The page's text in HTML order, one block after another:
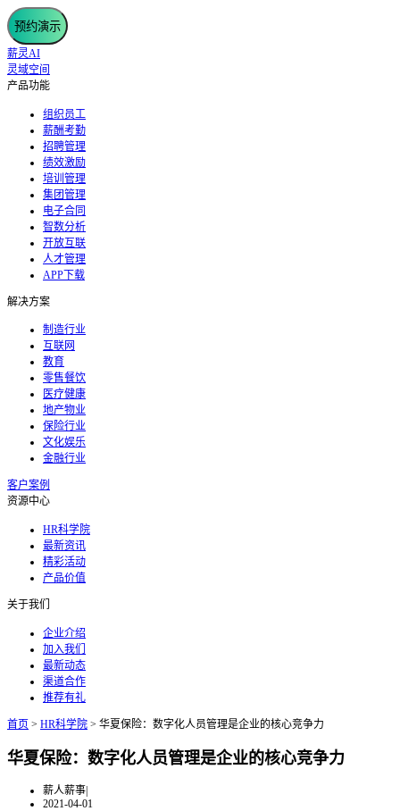
预约演示
薪灵AI
灵域空间
产品功能
组织员工
薪酬考勤
招聘管理
绩效激励
培训管理
集团管理
电子合同
智数分析
开放互联
人才管理
APP下载
解决方案
制造行业
互联网
教育
零售餐饮
医疗健康
地产物业
保险行业
文化娱乐
金融行业
客户案例
资源中心
HR科学院
最新资讯
精彩活动
产品价值
关于我们
企业介绍
加入我们
最新动态
渠道合作
推荐有礼
首页 > HR科学院 > 华夏保险：数字化人员管理是企业的核心竞争力
华夏保险：数字化人员管理是企业的核心竞争力
薪人薪事|
2021-04-01